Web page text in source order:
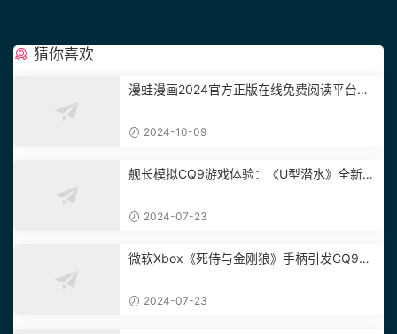
猜你喜欢
漫蛙漫画2024官方正版在线免费阅读平台入
2024-10-09
舰长模拟CQ9游戏体验：《U型潜水》全新潜
2024-07-23
微软Xbox《死侍与金刚狼》手柄引发CQ9游
2024-07-23